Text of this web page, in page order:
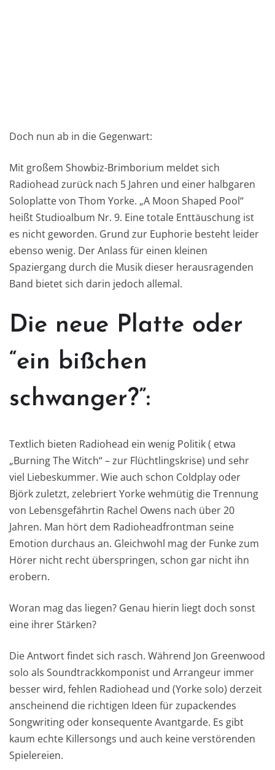
Doch nun ab in die Gegenwart:
Mit großem Showbiz-Brimborium meldet sich
Radiohead zurück nach 5 Jahren und einer halbgaren
Soloplatte von Thom Yorke. „A Moon Shaped Pool“
heißt Studioalbum Nr. 9. Eine totale Enttäuschung ist
es nicht geworden. Grund zur Euphorie besteht leider
ebenso wenig. Der Anlass für einen kleinen
Spaziergang durch die Musik dieser herausragenden
Band bietet sich darin jedoch allemal.
Die neue Platte oder
“ein bißchen
schwanger?”:
Textlich bieten Radiohead ein wenig Politik ( etwa
„Burning The Witch“ – zur Flüchtlingskrise) und sehr
viel Liebeskummer. Wie auch schon Coldplay oder
Björk zuletzt, zelebriert Yorke wehmütig die Trennung
von Lebensgefährtin Rachel Owens nach über 20
Jahren. Man hört dem Radioheadfrontman seine
Emotion durchaus an. Gleichwohl mag der Funke zum
Hörer nicht recht überspringen, schon gar nicht ihn
erobern.
Woran mag das liegen? Genau hierin liegt doch sonst
eine ihrer Stärken?
Die Antwort findet sich rasch. Während Jon Greenwood
solo als Soundtrackkomponist und Arrangeur immer
besser wird, fehlen Radiohead und (Yorke solo) derzeit
anscheinend die richtigen Ideen für zupackendes
Songwriting oder konsequente Avantgarde. Es gibt
kaum echte Killersongs und auch keine verstörenden
Spielereien.